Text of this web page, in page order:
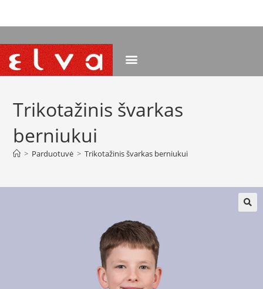
Trikotažinis švarkas
berniukui
> Parduotuvė > Trikotažinis švarkas berniukui